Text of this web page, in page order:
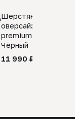
Шерстяной свитер
оверсайз 100%
premium merino
Черный
11 990 ₽